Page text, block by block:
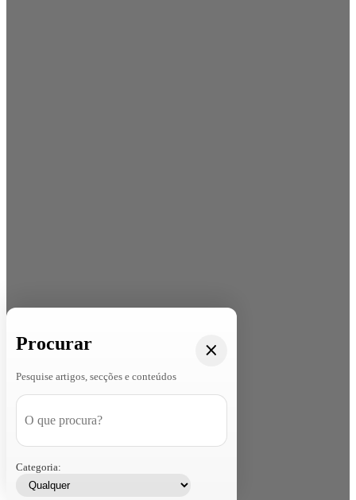
Procurar
Pesquise artigos, secções e conteúdos
Categoria: